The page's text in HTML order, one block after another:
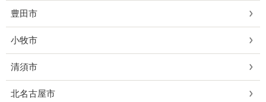
豊田市
小牧市
清須市
北名古屋市